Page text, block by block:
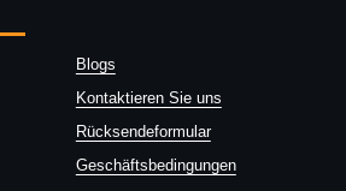
Blogs
Kontaktieren Sie uns
Rücksendeformular
Geschäftsbedingungen